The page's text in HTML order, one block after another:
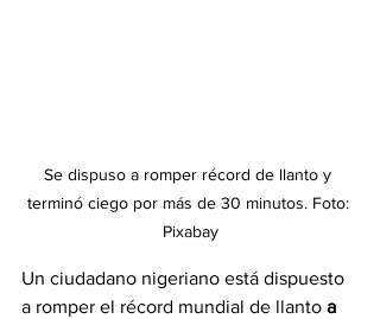
Se dispuso a romper récord de llanto y
terminó ciego por más de 30 minutos. Foto:
Pixabay
Un ciudadano nigeriano está dispuesto
a romper el récord mundial de llanto a